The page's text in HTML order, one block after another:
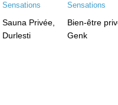
Sauna Privée,
Durlesti
Bien-être
Genk